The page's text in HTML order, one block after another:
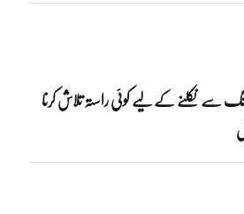
سے نکلنے کے لیے کوئی راستہ تلاش کرنا